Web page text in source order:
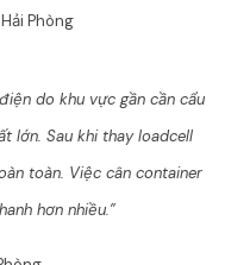
Phòng
do khu vực gần cần cẩu
lớn. Sau khi thay loadcell
toàn. Việc cân container
hơn nhiều.”